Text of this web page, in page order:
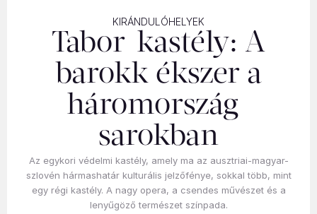
KIRÁNDULÓHELYEK
Tabor-kastély: A
barokk ékszer a
háromország-
sarokban
Az egykori védelmi kastély, amely ma az ausztriai-magyar-
szlovén hármashatár kulturális jelzőfénye, sokkal több, mint
egy régi kastély. A nagy opera, a csendes művészet és a
lenyűgöző természet színpada.